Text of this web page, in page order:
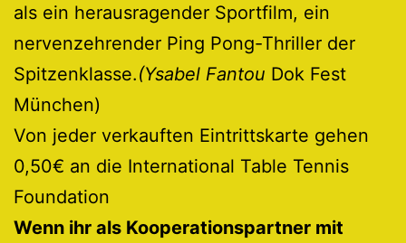
als ein herausragender Sportfilm, ein
nervenzehrender Ping Pong-Thriller der
Spitzenklasse.(Ysabel Fantou Dok Fest
München)
Von jeder verkauften Eintrittskarte gehen
0,50€ an die International Table Tennis
Foundation
Wenn ihr als Kooperationspartner mit